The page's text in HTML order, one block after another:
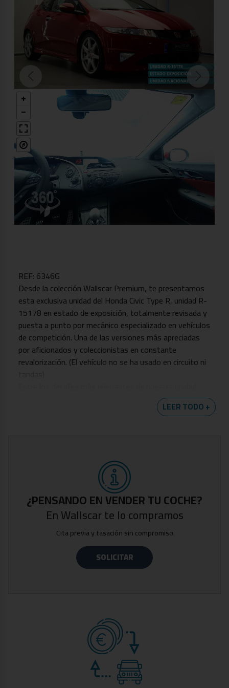
REF: 6346G
Desde la colección Wallscar Premium, te presentamos
esta exclusiva unidad del Honda Civic Type R, unidad R-
15178 en estado de exposición, totalmente revisada y
puesta a punto por mecánico especializado en vehículos
de competición. Una de las versiones más apreciadas
por aficionados y coleccionistas en constante
revalorización. (El vehículo no se ha usado en circuito ni
acreditando la ausencia de daños estructurales y su
Precio con descuento por financiación, financiando con
nosotros, consulta condiciones con nuestros
comerciales.
Gastos de gestión documental y preentrega: 300€.
Aceptamos tu coche como parte del pago. Premiamos
los vehículos mejor cuidados.
Wallscar Multimarca, concesionario de vehículos y filial
de Grupo Paredes Automoción, empresa con más de 30
Somos concesionario oficial Volvo, Lynk&Co, KGM y
EVO. Contamos con talleres oficiales Volvo, KGM, Alfa
Romeo, Jeep, Fiat, Fiat Pro y Abarth.
Este vehículo cuenta con el Certificado de Calidad
Wallscar Premium: Hasta tres años de garantía*,
garantía de recompra, garantía de no siniestralidad y
LEER TODO +
¿PENSANDO EN VENDER TU COCHE?
En Wallscar te lo compramos
Cita previa y tasación sin compromiso
SOLICITAR